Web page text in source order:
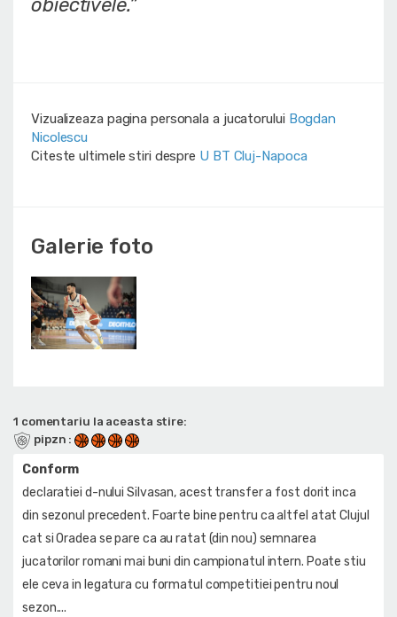
obiectivele.”
Vizualizeaza pagina personala a jucatorului Bogdan
Nicolescu
Citeste ultimele stiri despre U BT Cluj-Napoca
Galerie foto
1 comentariu la aceasta stire:
pipzn :
Conform
declaratiei d-nului Silvasan, acest transfer a fost dorit inca
din sezonul precedent. Foarte bine pentru ca altfel atat Clujul
cat si Oradea se pare ca au ratat (din nou) semnarea
jucatorilor romani mai buni din campionatul intern. Poate stiu
ele ceva in legatura cu formatul competitiei pentru noul
sezon....